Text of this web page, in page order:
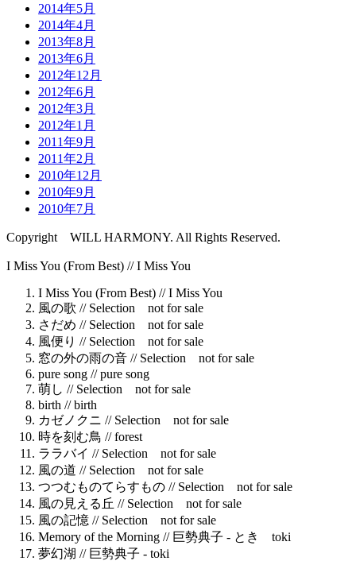
2014年5月
2014年4月
2013年8月
2013年6月
2012年12月
2012年6月
2012年3月
2012年1月
2011年9月
2011年2月
2010年12月
2010年9月
2010年7月
Copyright WILL HARMONY. All Rights Reserved.
I Miss You (From Best) //I Miss You
I Miss You (From Best) //I Miss You
風の歌 // Selection not for sale
さだめ // Selection not for sale
風便り // Selection not for sale
窓の外の雨の音 // Selection not for sale
pure song //pure song
萌し // Selection not for sale
birth //birth
カゼノクニ // Selection not for sale
時を刻む鳥 //forest
ララバイ // Selection not for sale
風の道 // Selection not for sale
つつむものてらすもの // Selection not for sale
風の見える丘 // Selection not for sale
風の記憶 // Selection not for sale
Memory of the Morning // 巨勢典子 - とき toki
夢幻湖 // 巨勢典子 - toki